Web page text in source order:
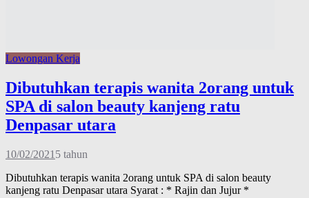
Lowongan Kerja
Dibutuhkan terapis wanita 2orang untuk
SPA di salon beauty kanjeng ratu
Denpasar utara
10/02/2021 5 tahun
Dibutuhkan terapis wanita 2orang untuk SPA di salon beauty
kanjeng ratu Denpasar utara Syarat : * Rajin dan Jujur *